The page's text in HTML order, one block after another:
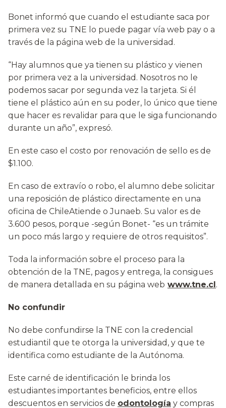
Bonet informó que cuando el estudiante saca por
primera vez su TNE lo puede pagar vía web pay o a
través de la página web de la universidad.
“Hay alumnos que ya tienen su plástico y vienen
por primera vez a la universidad. Nosotros no le
podemos sacar por segunda vez la tarjeta. Si él
tiene el plástico aún en su poder, lo único que tiene
que hacer es revalidar para que le siga funcionando
durante un año”, expresó.
En este caso el costo por renovación de sello es de
$1.100.
En caso de extravío o robo, el alumno debe solicitar
una reposición de plástico directamente en una
oficina de ChileAtiende o Junaeb. Su valor es de
3.600 pesos, porque -según Bonet- “es un trámite
un poco más largo y requiere de otros requisitos”.
Toda la información sobre el proceso para la
obtención de la TNE, pagos y entrega, la consigues
de manera detallada en su página web www.tne.cl.
No confundir
No debe confundirse la TNE con la credencial
estudiantil que te otorga la universidad, y que te
identifica como estudiante de la Autónoma.
Este carné de identificación le brinda los
estudiantes importantes beneficios, entre ellos
descuentos en servicios de odontología y compras